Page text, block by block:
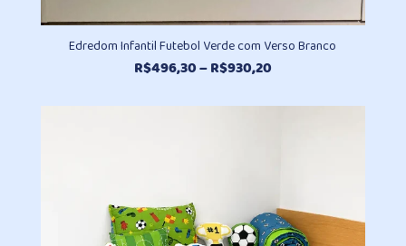
Edredom Infantil Futebol Verde com Verso Branco
R$496,30–R$930,20Faixa
preço: